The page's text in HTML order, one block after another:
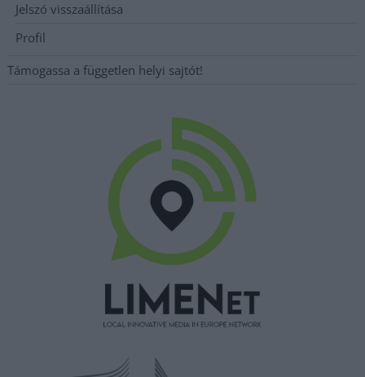
Jelszó visszaállítása
Profil
Támogassa a független helyi sajtót!